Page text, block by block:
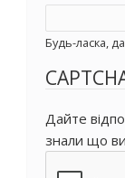
Будь-ласка,
Дайте
знали що